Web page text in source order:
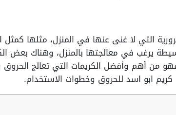
التي لا غنى عنها في المنزل، مثلها كمثل
يرغب في معالجتها بالمنزل، وهناك بعض
من أهم وأفضل الكريمات التي تعالج
ابو اسد للحروق وخطوات الاستخدام.